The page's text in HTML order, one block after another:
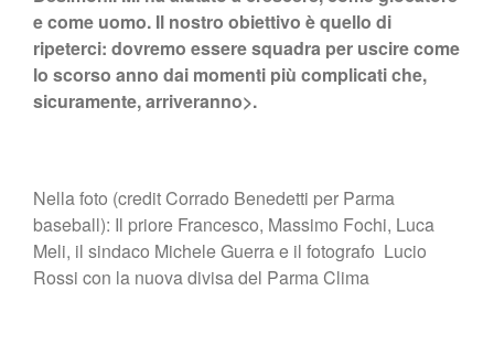
e come uomo. Il nostro obiettivo è quello di
ripeterci: dovremo essere squadra per uscire come
lo scorso anno dai momenti più complicati che,
sicuramente, arriveranno>.
Nella foto (credit Corrado Benedetti per Parma
baseball): Il priore Francesco, Massimo Fochi, Luca
Meli, il sindaco Michele Guerra e il fotografo Lucio
Rossi con la nuova divisa del Parma Clima